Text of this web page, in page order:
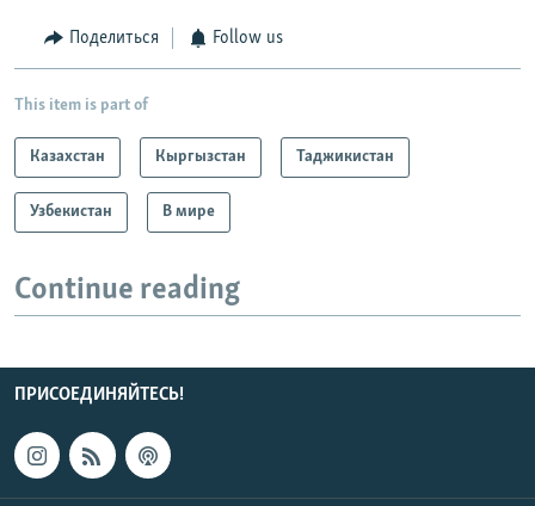
Поделиться Follow us
This item is part of
Казахстан Кыргызстан Таджикистан
Узбекистан В мире
Continue reading
ПРИСОЕДИНЯЙТЕСЬ!